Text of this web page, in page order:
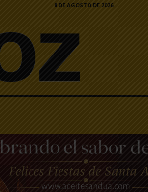
8 DE AGOSTO DE 2026